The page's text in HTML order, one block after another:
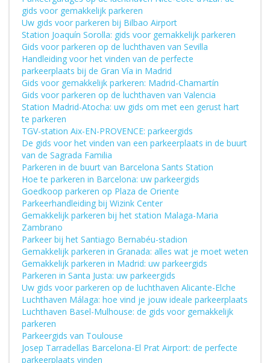
gids voor gemakkelijk parkeren
Uw gids voor parkeren bij Bilbao Airport
Station Joaquín Sorolla: gids voor gemakkelijk parkeren
Gids voor parkeren op de luchthaven van Sevilla
Handleiding voor het vinden van de perfecte
parkeerplaats bij de Gran Vía in Madrid
Gids voor gemakkelijk parkeren: Madrid-Chamartín
Gids voor parkeren op de luchthaven van Valencia
Station Madrid-Atocha: uw gids om met een gerust hart
te parkeren
TGV-station Aix-EN-PROVENCE: parkeergids
De gids voor het vinden van een parkeerplaats in de buurt
van de Sagrada Familia
Parkeren in de buurt van Barcelona Sants Station
Hoe te parkeren in Barcelona: uw parkeergids
Goedkoop parkeren op Plaza de Oriente
Parkeerhandleiding bij Wizink Center
Gemakkelijk parkeren bij het station Malaga-Maria
Zambrano
Parkeer bij het Santiago Bernabéu-stadion
Gemakkelijk parkeren in Granada: alles wat je moet weten
Gemakkelijk parkeren in Madrid: uw parkeergids
Parkeren in Santa Justa: uw parkeergids
Uw gids voor parkeren op de luchthaven Alicante-Elche
Luchthaven Málaga: hoe vind je jouw ideale parkeerplaats
Luchthaven Basel-Mulhouse: de gids voor gemakkelijk
parkeren
Parkeergids van Toulouse
Josep Tarradellas Barcelona-El Prat Airport: de perfecte
parkeerplaats vinden